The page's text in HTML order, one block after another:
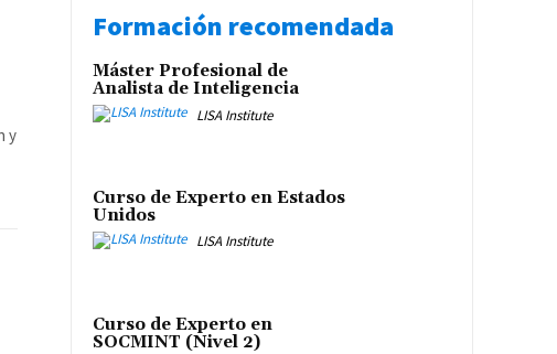
y
Formación recomendada
Máster Profesional de
Analista de Inteligencia
LISA Institute
Curso de Experto en Estados
Unidos
LISA Institute
Curso de Experto en
SOCMINT (Nivel 2)